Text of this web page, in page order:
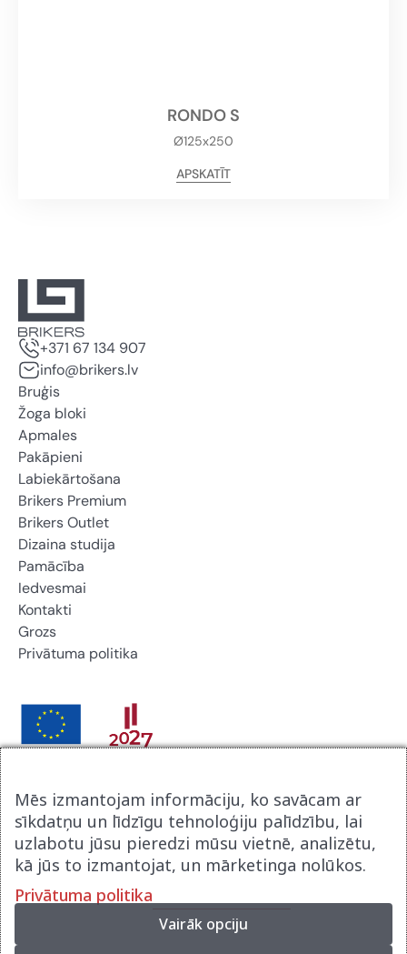
RONDO S
Ø125x250
APSKATĪT
+371 67 134 907
info@brikers.lv
Bruģis
Žoga bloki
Apmales
Pakāpieni
Labiekārtošana
Brikers Premium
Brikers Outlet
Dizaina studija
Pamācība
Iedvesmai
Kontakti
Grozs
Privātuma politika
Brikers Latvija SIA noslēdza līgumu ar Latvijas
Investīcijas un attīstības aģentūru par atbalsta procesu
digitalizācijai komercdarbībā. Līguma nr 9.2-17-N-
2025/2915. Tā rezultātā tika izveidot jauna uzņēmuma
mājas lapa www.brikerspremium.lv . Projekts tika
realizēts Eiropas atveseļošanās fonda ietvaros.
Mēs izmantojam informāciju, ko savācam ar
sīkdatņu un līdzīgu tehnoloģiju palīdzību, lai
uzlabotu jūsu pieredzi mūsu vietnē, analizētu,
kā jūs to izmantojat, un mārketinga nolūkos.
Privātuma politika
Vairāk opciju